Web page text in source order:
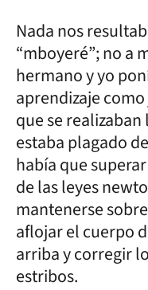
Nada nos
“mboyeré”; no a
hermano y yo
aprendizaje
que se
estaba plagado
había que
de las leyes
mantenerse
aflojar el cuerpo
arriba y corregir
estribos.